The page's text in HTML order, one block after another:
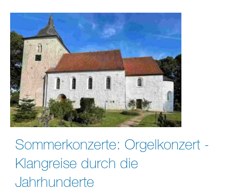
Sommerkonzerte: Orgelkonzert -
Klangreise durch die
Jahrhunderte